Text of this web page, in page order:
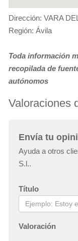
Dirección: VARA
Región: Ávila
Toda información
recopilada de
autónomos
Valoraciones
Envía tu
Ayuda a otros
S.l..
Título
Valoración